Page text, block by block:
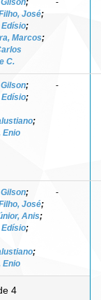
José;
;
Marcos;
C.
;
;
;
Enio
-
;
José;
Anis;
;
;
Enio
-
4